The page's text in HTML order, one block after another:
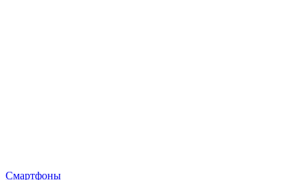
Смартфоны